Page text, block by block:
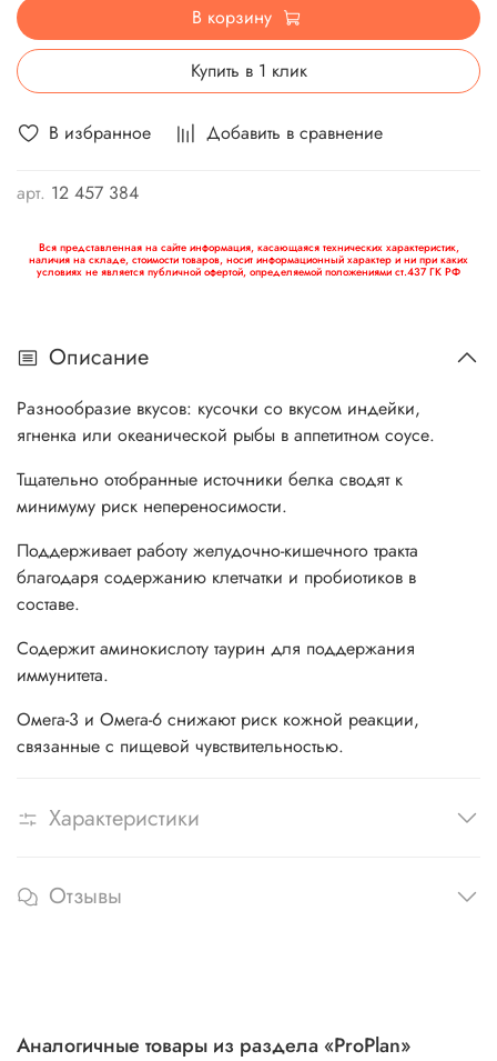
В избранное Добавить в сравнение
арт. 12 457 384
В корзину
Купить в 1 клик
Вся представленная на сайте информация, касающаяся технических характеристик,
наличия на складе, стоимости товаров, носит информационный характер и ни при каких
условиях не является публичной офертой, определяемой положениями ст.437 ГК РФ
Описание
Разнообразие вкусов: кусочки со вкусом индейки,
ягненка или океанической рыбы в аппетитном соусе.
Тщательно отобранные источники белка сводят к
минимуму риск непереносимости.
Поддерживает работу желудочно-кишечного тракта
благодаря содержанию клетчатки и пробиотиков в
составе.
Содержит аминокислоту таурин для поддержания
иммунитета.
Омега-3 и Омега-6 снижают риск кожной реакции,
связанные с пищевой чувствительностью.
Характеристики
Отзывы
Аналогичные товары из раздела «ProPlan»